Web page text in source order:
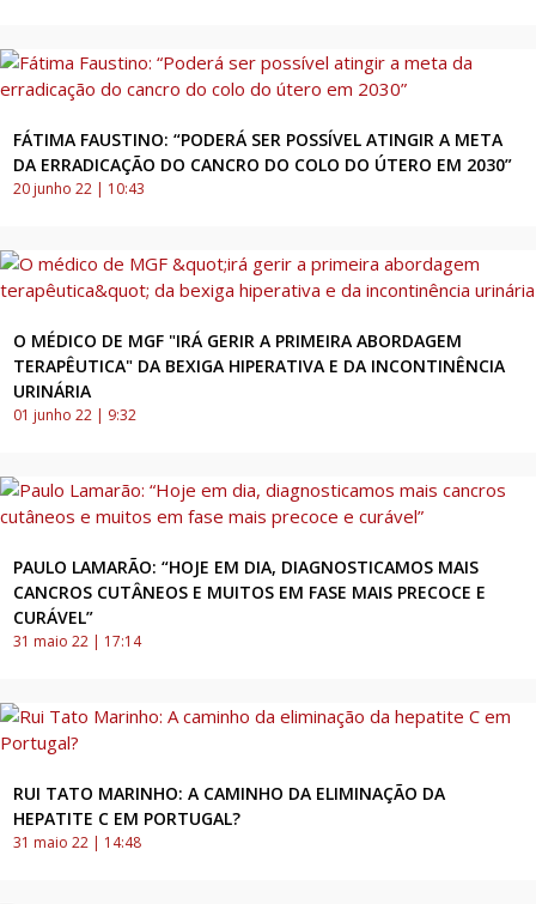
FÁTIMA FAUSTINO: “PODERÁ SER POSSÍVEL ATINGIR A META
DA ERRADICAÇÃO DO CANCRO DO COLO DO ÚTERO EM 2030”
20 junho 22 | 10:43
O MÉDICO DE MGF "IRÁ GERIR A PRIMEIRA ABORDAGEM
TERAPÊUTICA" DA BEXIGA HIPERATIVA E DA INCONTINÊNCIA
URINÁRIA
01 junho 22 | 9:32
PAULO LAMARÃO: “HOJE EM DIA, DIAGNOSTICAMOS MAIS
CANCROS CUTÂNEOS E MUITOS EM FASE MAIS PRECOCE E
CURÁVEL”
31 maio 22 | 17:14
RUI TATO MARINHO: A CAMINHO DA ELIMINAÇÃO DA
HEPATITE C EM PORTUGAL?
31 maio 22 | 14:48